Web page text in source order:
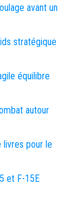
avant un
stratégique
équilibre
autour
livres pour le
et F-15E